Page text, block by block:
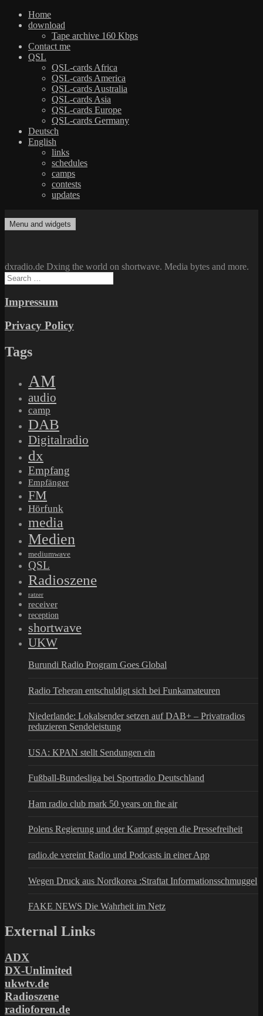
Home
download
Tape archive 160 Kbps
Contact me
QSL
QSL-cards Africa
QSL-cards America
QSL-cards Australia
QSL-cards Asia
QSL-cards Europe
QSL-cards Germany
Deutsch
English
links
schedules
camps
contests
updates
to
dxradio.de
DXing the world on shortwave
Menu and widgets
dxradio.de Dxing the world on shortwave. Media bytes and more.
Search
for:
Impressum
Privacy Policy
Tags
AM
audio
camp
DAB
Digitalradio
dx
Empfang
Empfänger
FM
Hörfunk
media
Medien
mediumwave
QSL
Radioszene
ratzer
receiver
reception
shortwave
UKW
Burundi Radio Program Goes Global
Radio Teheran entschuldigt sich bei Funkamateuren
Niederlande: Lokalsender setzen auf DAB+ – Privatradios
reduzieren Sendeleistung
USA: KPAN stellt Sendungen ein
Fußball-Bundesliga bei Sportradio Deutschland
Ham radio club mark 50 years on the air
Polens Regierung und der Kampf gegen die Pressefreiheit
radio.de vereint Radio und Podcasts in einer App
Wegen Druck aus Nordkorea :Straftat Informationsschmuggel
FAKE NEWS Die Wahrheit im Netz
External Links
ADX
DX-Unlimited
ukwtv.de
Radioszene
radioforen.de